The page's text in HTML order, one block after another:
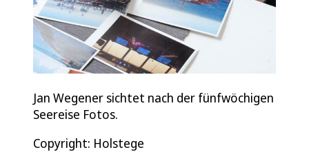
Jan Wegener sichtet nach der fünfwöchigen
Seereise Fotos.
Copyright: Holstege